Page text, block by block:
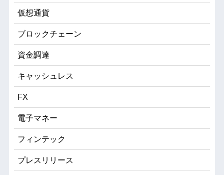
仮想通貨
ブロックチェーン
資金調達
キャッシュレス
FX
電子マネー
フィンテック
プレスリリース